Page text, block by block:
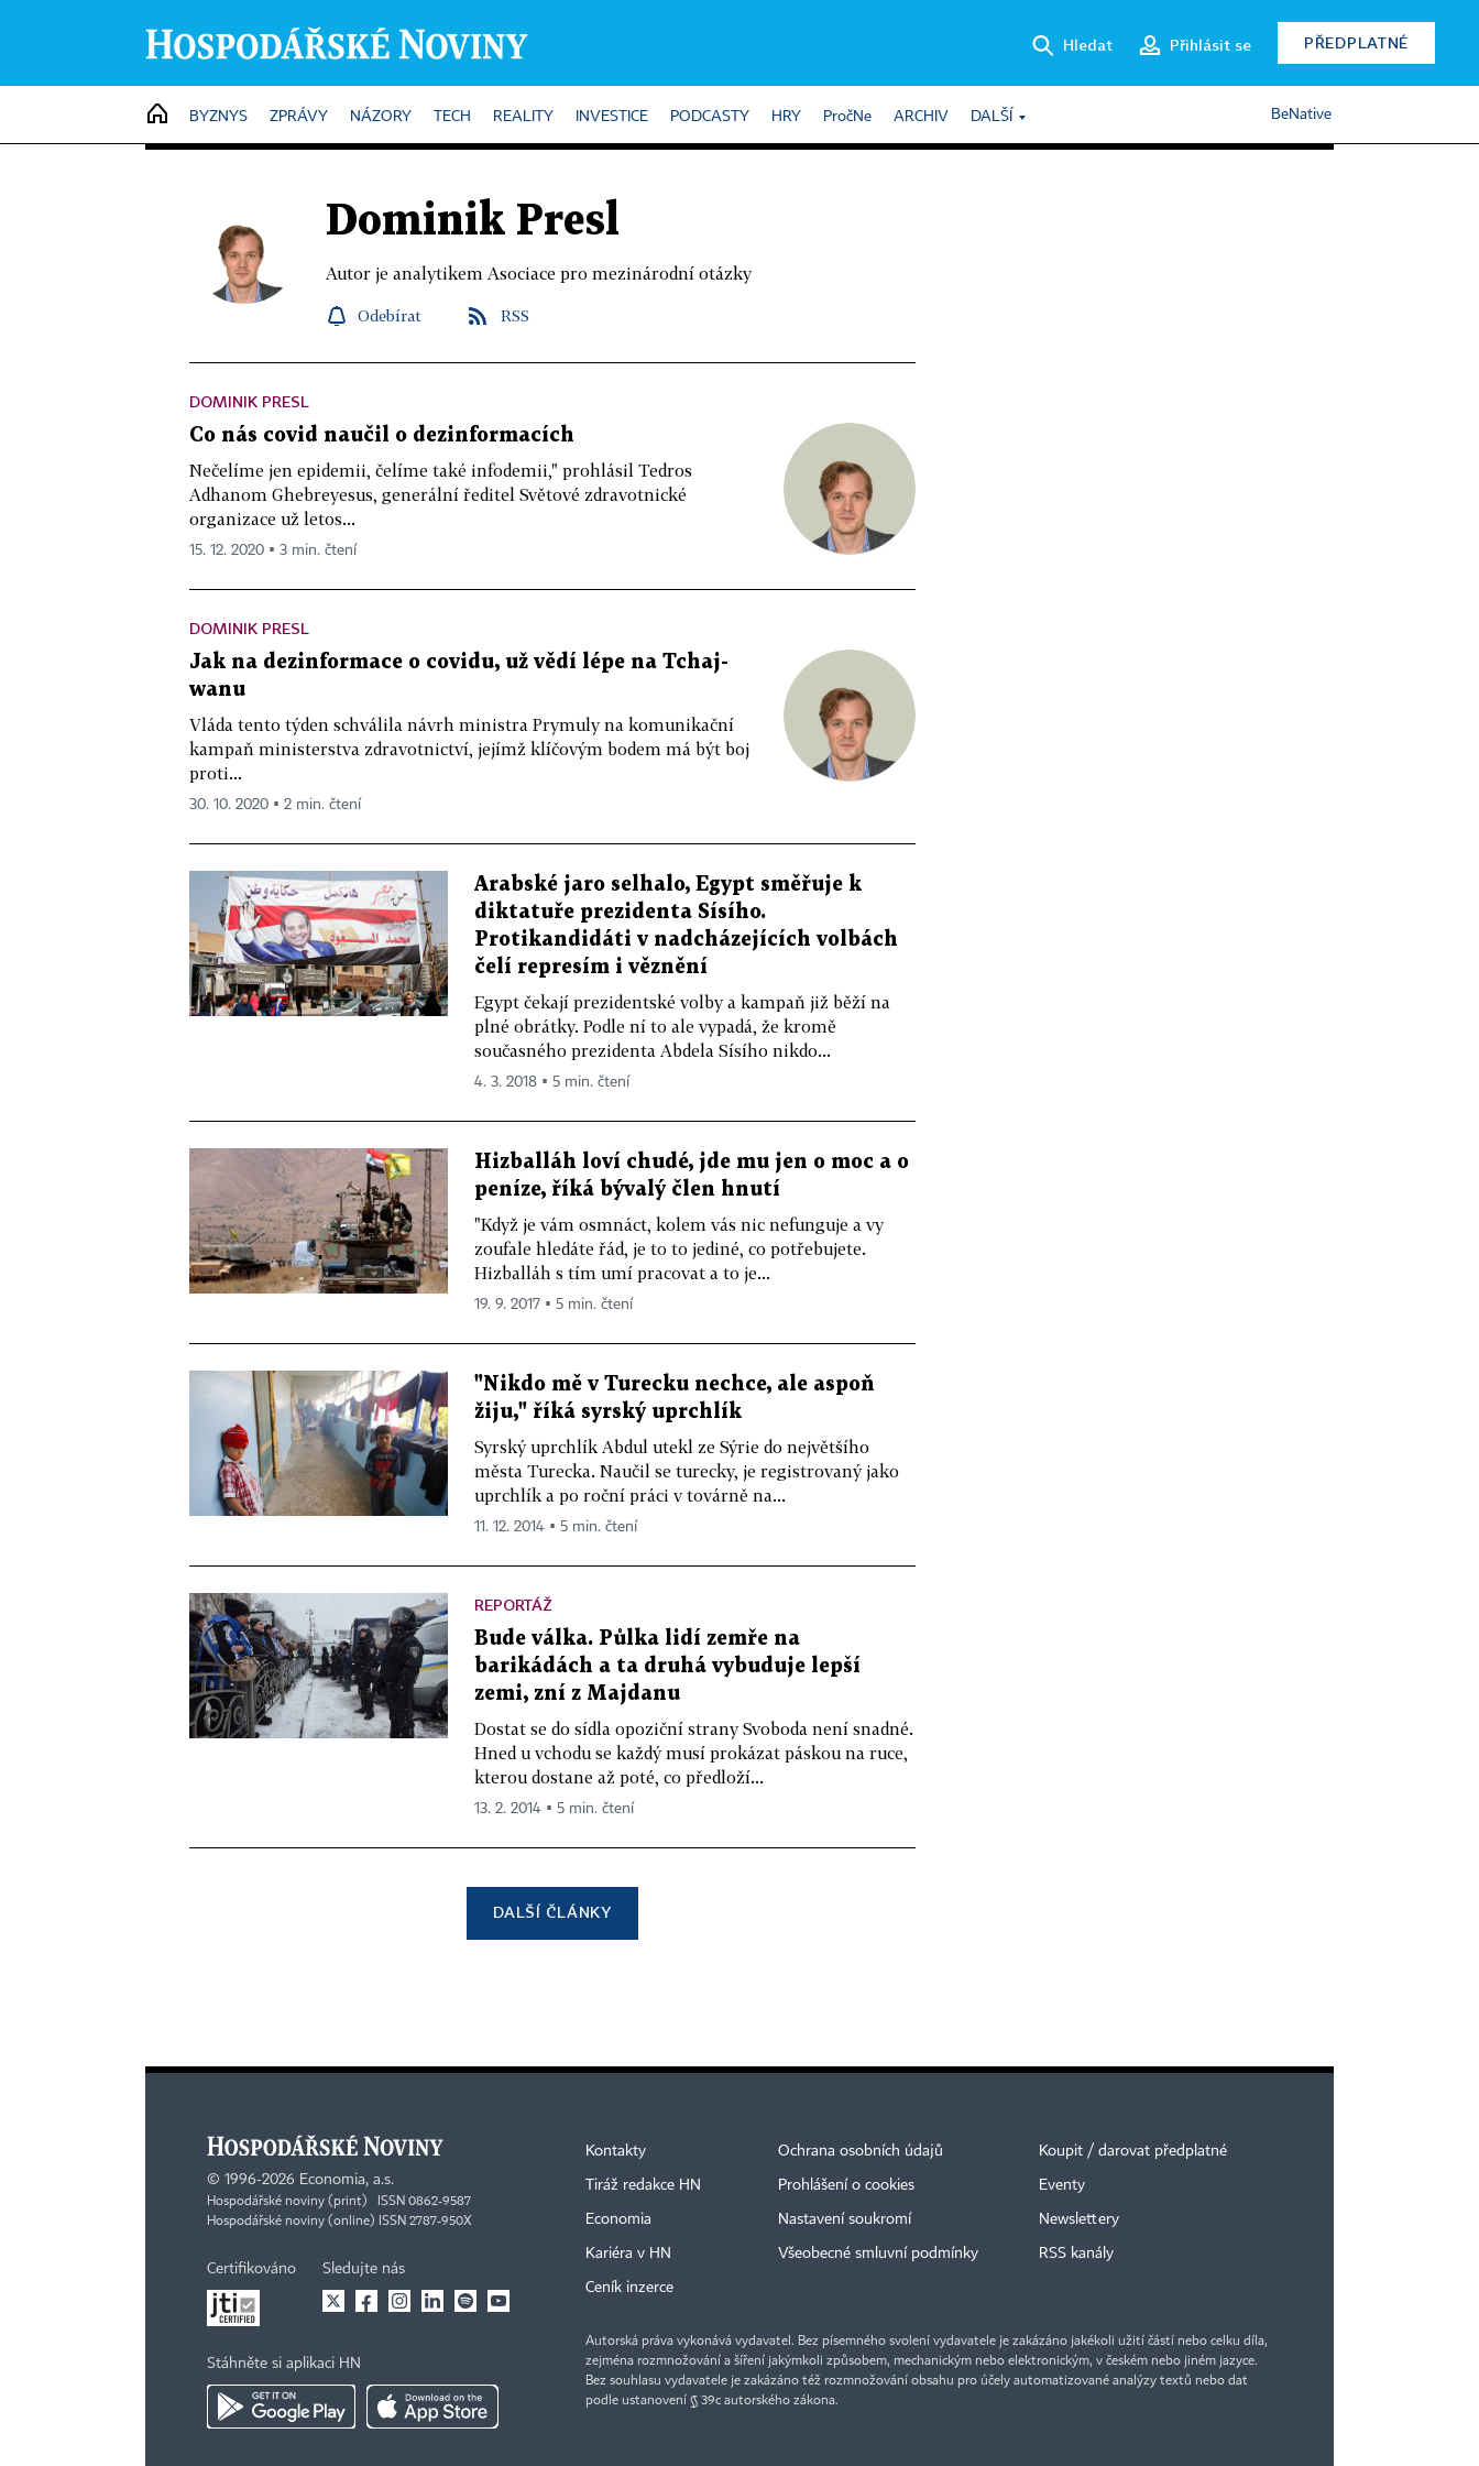
Hledat Přihlásit se PŘEDPLATNÉ
HOME
BYZNYS ZPRÁVY NÁZORY TECH REALITY INVESTICE PODCASTY HRY PročNe ARCHIV DALŠÍ BeNative
Dominik Presl
Autor je analytikem Asociace pro mezinárodní otázky
Odebírat RSS
DOMINIK PRESL
Co nás covid naučil o dezinformacích
Nečelíme jen epidemii, čelíme také infodemii," prohlásil Tedros
Adhanom Ghebreyesus, generální ředitel Světové zdravotnické
organizace už letos...
15. 12. 2020 ▪ 3 min. čtení
DOMINIK PRESL
Jak na dezinformace o covidu, už vědí lépe na Tchaj-
wanu
Vláda tento týden schválila návrh ministra Prymuly na komunikační
kampaň ministerstva zdravotnictví, jejímž klíčovým bodem má být boj
proti...
30. 10. 2020 ▪ 2 min. čtení
Arabské jaro selhalo, Egypt směřuje k
diktatuře prezidenta Sísího.
Protikandidáti v nadcházejících volbách
čelí represím i věznění
Egypt čekají prezidentské volby a kampaň již běží na
plné obrátky. Podle ní to ale vypadá, že kromě
současného prezidenta Abdela Sísího nikdo...
4. 3. 2018 ▪ 5 min. čtení
Hizballáh loví chudé, jde mu jen o moc a o
peníze, říká bývalý člen hnutí
"Když je vám osmnáct, kolem vás nic nefunguje a vy
zoufale hledáte řád, je to to jediné, co potřebujete.
Hizballáh s tím umí pracovat a to je...
19. 9. 2017 ▪ 5 min. čtení
"Nikdo mě v Turecku nechce, ale aspoň
žiju," říká syrský uprchlík
Syrský uprchlík Abdul utekl ze Sýrie do největšího
města Turecka. Naučil se turecky, je registrovaný jako
uprchlík a po roční práci v továrně na...
11. 12. 2014 ▪ 5 min. čtení
REPORTÁŽ
Bude válka. Půlka lidí zemře na
barikádách a ta druhá vybuduje lepší
zemi, zní z Majdanu
Dostat se do sídla opoziční strany Svoboda není snadné.
Hned u vchodu se každý musí prokázat páskou na ruce,
kterou dostane až poté, co předloží...
13. 2. 2014 ▪ 5 min. čtení
DALŠÍ ČLÁNKY
© 1996-2026 Economia, a.s.
Hospodářské noviny (print) ISSN 0862-9587
Hospodářské noviny (online) ISSN 2787-950X
Certifikováno Sledujte nás
Stáhněte si aplikaci HN
Kontakty
Tiráž redakce HN
Economia
Kariéra v HN
Ceník inzerce
Ochrana osobních údajů
Prohlášení o cookies
Nastavení soukromí
Všeobecné smluvní podmínky
Koupit / darovat předplatné
Eventy
Newslettery
RSS kanály
Autorská práva vykonává vydavatel. Bez písemného svolení vydavatele je zakázáno jakékoli užití částí nebo celku díla,
zejména rozmnožování a šíření jakýmkoli způsobem, mechanickým nebo elektronickým, v českém nebo jiném jazyce.
Bez souhlasu vydavatele je zakázáno též rozmnožování obsahu pro účely automatizované analýzy textů nebo dat
podle ustanovení § 39c autorského zákona.